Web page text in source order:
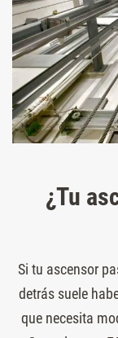
¿Tu
Si tu ascensor
detrás suele
que necesita